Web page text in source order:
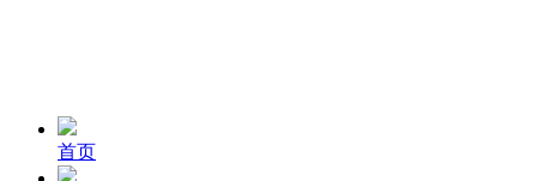
首页